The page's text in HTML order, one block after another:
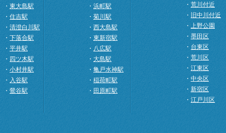
・ 東大島駅 ・ 浜町駅
・ 住吉駅 ・ 菊川駅
・ 清澄白川駅 ・ 西大島駅
・ 下落合駅 ・ 東新宿駅
・ 平井駅 ・ 八広駅
・ 四ツ木駅 ・ 大島駅
・ 小村井駅 ・ 亀戸水神駅
・ 入谷駅 ・ 稲荷町駅
・ 鶯谷駅 ・ 田原町駅
・ 荒川付近
・
旧中川付近
・ 上野公園
・ 墨田区
・ 台東区
・ 荒川区
・ 江東区
・ 中央区
・ 新宿区
・ 江戸川区